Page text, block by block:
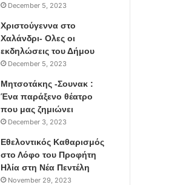
December 5, 2023
Χριστούγεννα στο
Χαλάνδρι- Ολες οι
εκδηλώσεις του Δήμου
December 5, 2023
Μητσοτάκης -Σουνακ :
Ένα παράξενο θέατρο
που μας ζημιώνει
December 3, 2023
Εθελοντικός Καθαρισμός
στο Λόφο του Προφήτη
Ηλία στη Νέα Πεντέλη
November 29, 2023